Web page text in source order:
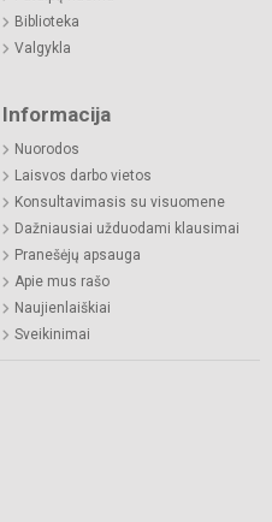
Biblioteka
Valgykla
Informacija
Nuorodos
Laisvos darbo vietos
Konsultavimasis su visuomene
Dažniausiai užduodami klausimai
Pranešėjų apsauga
Apie mus rašo
Naujienlaiškiai
Sveikinimai